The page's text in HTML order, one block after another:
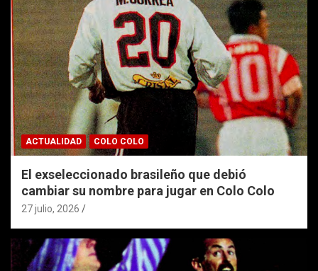
ACTUALIDAD COLO COLO
El exseleccionado brasileño que debió
cambiar su nombre para jugar en Colo Colo
27 julio, 2026